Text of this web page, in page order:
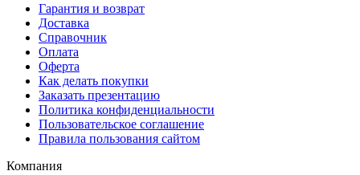
Гарантия и возврат
Доставка
Справочник
Оплата
Оферта
Как делать покупки
Заказать презентацию
Политика конфиденциальности
Пользовательское соглашение
Правила пользования сайтом
Компания